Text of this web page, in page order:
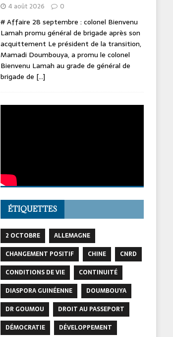
4 août 2026 0
# Affaire 28 septembre : colonel Bienvenu
Lamah promu général de brigade après son
acquittement Le président de la transition,
Mamadi Doumbouya, a promu le colonel
Bienvenu Lamah au grade de général de
brigade de [...]
ÉTIQUETTES
2 OCTOBRE
ALLEMAGNE
CHANGEMENT POSITIF
CHINE
CNRD
CONDITIONS DE VIE
CONTINUITÉ
DIASPORA GUINÉENNE
DOUMBOUYA
DR GOUMOU
DROIT AU PASSEPORT
DÉMOCRATIE
DÉVELOPPEMENT